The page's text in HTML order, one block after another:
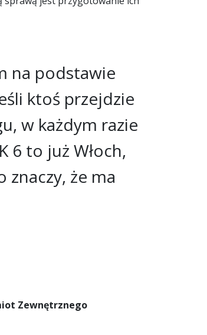
na podstawie
ktoś przejdzie
w każdym razie
6 to już Włoch,
znaczy, że ma
Zewnętrznego